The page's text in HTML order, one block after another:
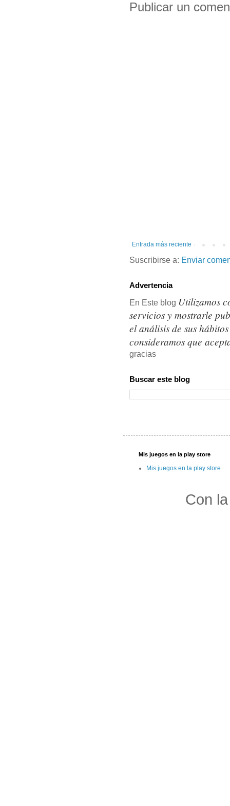
Publicar un
Entrada más reciente
Suscribirse a: Enviar
Advertencia
En Este blog Utilizamos
servicios y mostrarle
el análisis de sus
consideramos que
gracias
Buscar este blog
Mis juegos en la play store
Mis juegos en la play store
Con